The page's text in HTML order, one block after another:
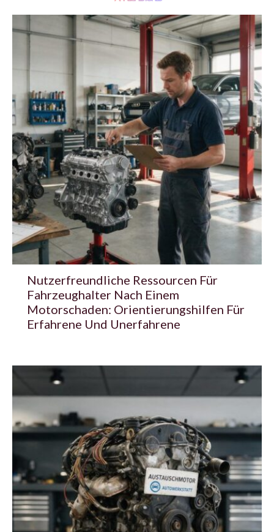
Nutzerfreundliche Ressourcen Für
Fahrzeughalter Nach Einem
Motorschaden: Orientierungshilfen Für
Erfahrene Und Unerfahrene